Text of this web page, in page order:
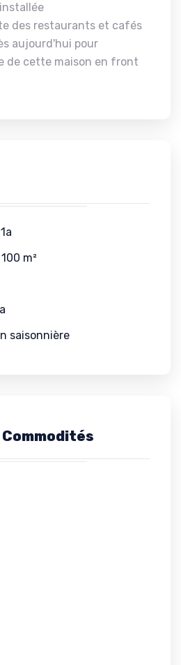
des restaurants et cafés
aujourd'hui pour
de cette maison en front
100 m²
saisonnière